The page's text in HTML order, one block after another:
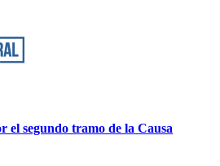
el segundo tramo de la Causa